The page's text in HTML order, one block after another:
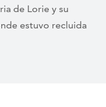
de Lorie y su
estuvo recluida